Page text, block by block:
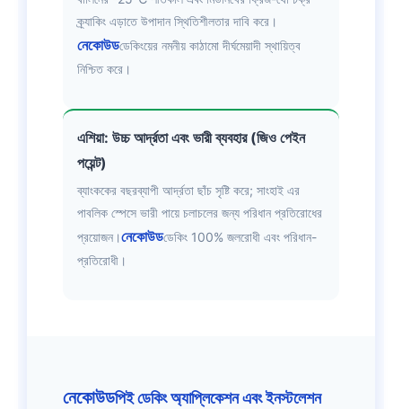
ক্র্যাকিং এড়াতে উপাদান স্থিতিশীলতার দাবি করে।
নেকোউডডেকিংয়ের নমনীয় কাঠামো দীর্ঘমেয়াদী স্থায়িত্ব
নিশ্চিত করে।
এশিয়া: উচ্চ আর্দ্রতা এবং ভারী ব্যবহার (জিও পেইন
পয়েন্ট)
ব্যাংককের বছরব্যাপী আর্দ্রতা ছাঁচ সৃষ্টি করে; সাংহাই এর
পাবলিক স্পেসে ভারী পায়ে চলাচলের জন্য পরিধান প্রতিরোধের
প্রয়োজন।নেকোউডডেকিং 100% জলরোধী এবং পরিধান-
প্রতিরোধী।
নেকোউডপিই ডেকিং অ্যাপ্লিকেশন এবং ইনস্টলেশন